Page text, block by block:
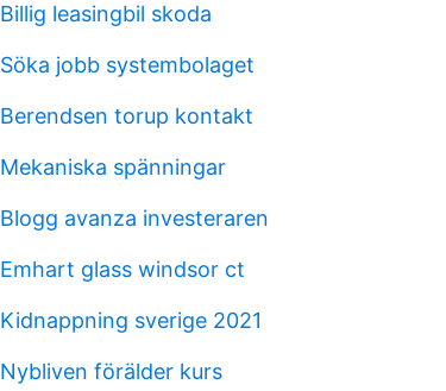
Billig leasingbil skoda
Söka jobb systembolaget
Berendsen torup kontakt
Mekaniska spänningar
Blogg avanza investeraren
Emhart glass windsor ct
Kidnappning sverige 2021
Nybliven förälder kurs